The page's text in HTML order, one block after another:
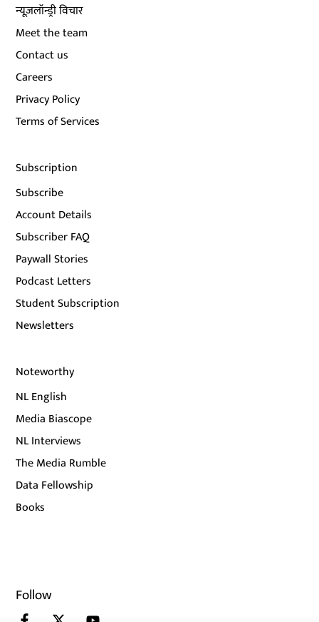
न्यूज़लॉन्ड्री विचार
Meet the team
Contact us
Careers
Privacy Policy
Terms of Services
Subscription
Subscribe
Account Details
Subscriber FAQ
Paywall Stories
Podcast Letters
Student Subscription
Newsletters
Noteworthy
NL English
Media Biascope
NL Interviews
The Media Rumble
Data Fellowship
Books
Follow